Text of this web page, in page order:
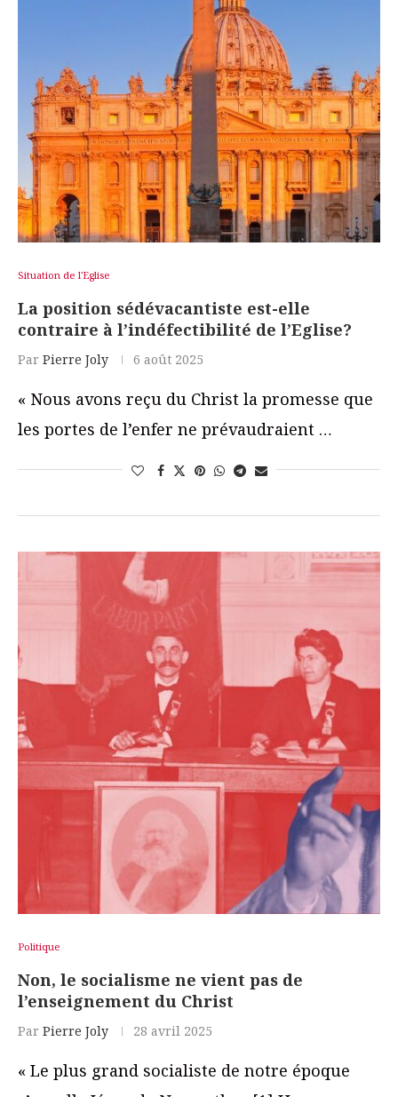
Situation de l'Eglise
La position sédévacantiste est-elle
contraire à l’indéfectibilité de l’Eglise?
Par Pierre Joly 6 août 2025
« Nous avons reçu du Christ la promesse que
les portes de l’enfer ne prévaudraient …
Politique
Non, le socialisme ne vient pas de
l’enseignement du Christ
Par Pierre Joly 28 avril 2025
« Le plus grand socialiste de notre époque